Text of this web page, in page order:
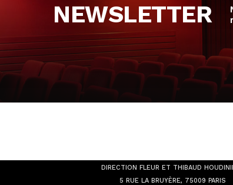
NEWSLETTER
DIRECTION FLEUR ET THIBAUD
5 RUE LA BRUYÈRE, 75009 PARIS